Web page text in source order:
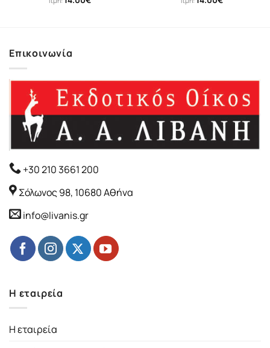
Επικοινωνία
+30 210 3661 200
Σόλωνος 98, 10680 Αθήνα
info@livanis.gr
Η εταιρεία
Η εταιρεία